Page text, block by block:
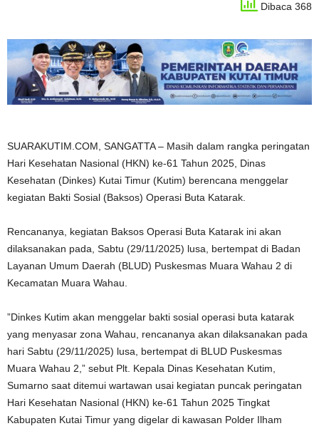
Dibaca 368
SUARAKUTIM.COM, SANGATTA – Masih dalam rangka peringatan
Hari Kesehatan Nasional (HKN) ke-61 Tahun 2025, Dinas
Kesehatan (Dinkes) Kutai Timur (Kutim) berencana menggelar
kegiatan Bakti Sosial (Baksos) Operasi Buta Katarak.
Rencananya, kegiatan Baksos Operasi Buta Katarak ini akan
dilaksanakan pada, Sabtu (29/11/2025) lusa, bertempat di Badan
Layanan Umum Daerah (BLUD) Puskesmas Muara Wahau 2 di
Kecamatan Muara Wahau.
”Dinkes Kutim akan menggelar bakti sosial operasi buta katarak
yang menyasar zona Wahau, rencananya akan dilaksanakan pada
hari Sabtu (29/11/2025) lusa, bertempat di BLUD Puskesmas
Muara Wahau 2,” sebut Plt. Kepala Dinas Kesehatan Kutim,
Sumarno saat ditemui wartawan usai kegiatan puncak peringatan
Hari Kesehatan Nasional (HKN) ke-61 Tahun 2025 Tingkat
Kabupaten Kutai Timur yang digelar di kawasan Polder Ilham